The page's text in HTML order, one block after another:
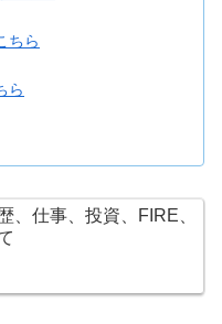
ちら
ら
、仕事、投資、FIRE、